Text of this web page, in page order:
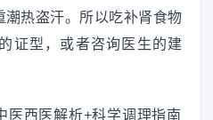
潮热盗汗。所以吃补肾食物
证型，或者咨询医生的建